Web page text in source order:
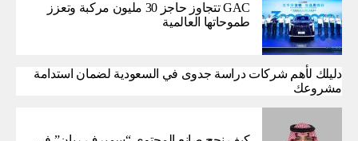
GAC تتجاوز حاجز 30 مليون مركبة وتعزز
طموحاتها العالمية
دليلك لأهم شركات دراسة جدوى في السعودية لضمان استدامة
مشروعك